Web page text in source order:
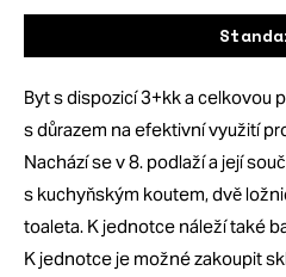
Byt s dispozicí 3+kk a celkovou
s důrazem na efektivní využití
Nachází se v 8. podlaží a její
s kuchyňským koutem, dvě
toaleta. K jednotce náleží také
K jednotce je možné zakoupit